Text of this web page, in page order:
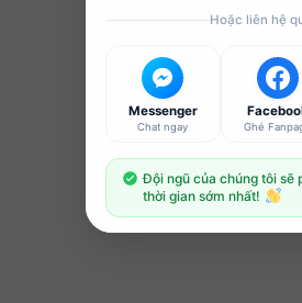
Hoặc liên hệ
Messenger
Chat ngay Ghé
Đội ngũ của chúng tôi sẽ
thời gian sớm nhất!